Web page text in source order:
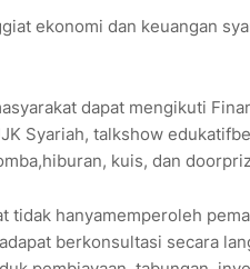
ekonomi dan keuangan
dapat mengikuti
Syariah, talkshow
kuis, dan
tidak hanyamemperoleh
berkonsultasi secara